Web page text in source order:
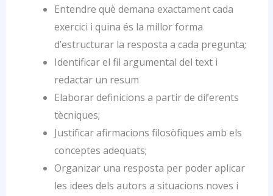
Entendre què demana exactament cada
exercici i quina és la millor forma
d’estructurar la resposta a cada pregunta;
Identificar el fil argumental del text i
redactar un resum
Elaborar definicions a partir de diferents
tècniques;
Justificar afirmacions filosòfiques amb els
conceptes adequats;
Organizar una resposta per poder aplicar
les idees dels autors a situacions noves i